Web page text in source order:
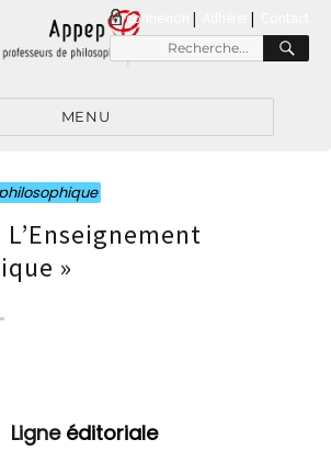
connexion |
MENU
L’Enseignement
»
Ligne éditoriale